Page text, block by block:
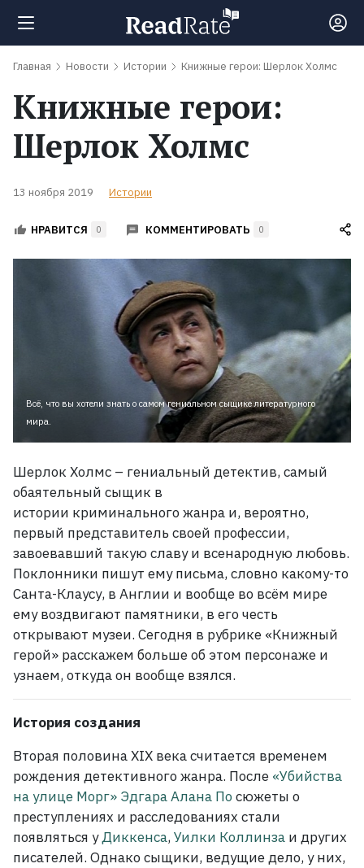
Поиск
Новости
Рейтинги
Книги
Экранизации
Главная Новости Истории Книжные герои: Шерлок Холмс
Книжные герои:
Шерлок Холмс
13 ноября 2019 Истории
НРАВИТСЯ 0 КОММЕНТИРОВАТЬ 0
Всё, что вы хотели знать о самом гениальном сыщике литературного
мира.
Шерлок Холмс – гениальный детектив, самый
обаятельный сыщик в
истории криминального жанра и, вероятно,
первый представитель своей профессии,
завоевавший такую славу и всенародную любовь.
Поклонники пишут ему письма, словно какому-то
Санта-Клаусу, в Англии и вообще во всём мире
ему воздвигают памятники, в его честь
открывают музеи. Сегодня в рубрике «Книжный
герой» расскажем больше об этом персонаже и
узнаем, откуда он вообще взялся.
История создания
Вторая половина XIX века считается временем
рождения детективного жанра. После «Убийства
на улице Морг» Эдгара Алана Посюжеты о
преступлениях и расследованиях стали
появляться уДиккенса, Уилки Коллинза и других
писателей. Однако сыщики, ведущие дело, у них,